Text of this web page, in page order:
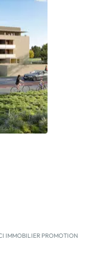
IMMOBILIER PROMOTION